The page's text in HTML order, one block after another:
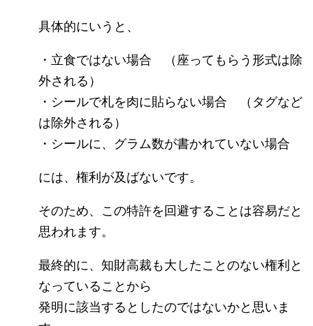
具体的にいうと、
・立食ではない場合 （座ってもらう形式は除
外される）
・シールで札を肉に貼らない場合 （タグなど
は除外される）
・シールに、グラム数が書かれていない場合
には、権利が及ばないです。
そのため、この特許を回避することは容易だと
思われます。
最終的に、知財高裁も大したことのない権利と
なっていることから
発明に該当するとしたのではないかと思いま